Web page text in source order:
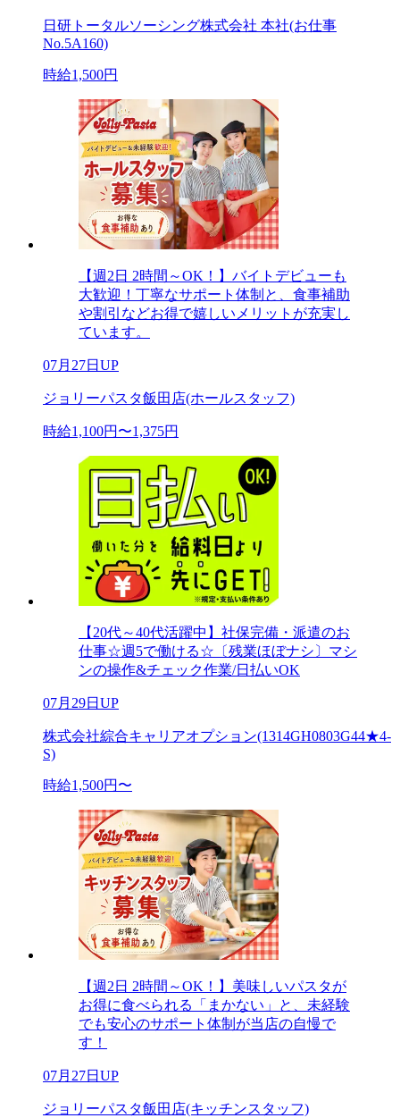
日研トータルソーシング株式会社 本社(お仕事
No.5A160)
時給1,500円
【週2日 2時間～OK！】バイトデビューも
大歓迎！丁寧なサポート体制と、食事補助
や割引などお得で嬉しいメリットが充実し
ています。
07月27日UP
ジョリーパスタ飯田店(ホールスタッフ)
時給1,100円〜1,375円
【20代～40代活躍中】社保完備・派遣のお
仕事☆週5で働ける☆〔残業ほぼナシ〕マシ
ンの操作&チェック作業/日払いOK
07月29日UP
株式会社綜合キャリアオプション(1314GH0803G44★4-
S)
時給1,500円〜
【週2日 2時間～OK！】美味しいパスタが
お得に食べられる「まかない」と、未経験
でも安心のサポート体制が当店の自慢で
す！
07月27日UP
ジョリーパスタ飯田店(キッチンスタッフ)